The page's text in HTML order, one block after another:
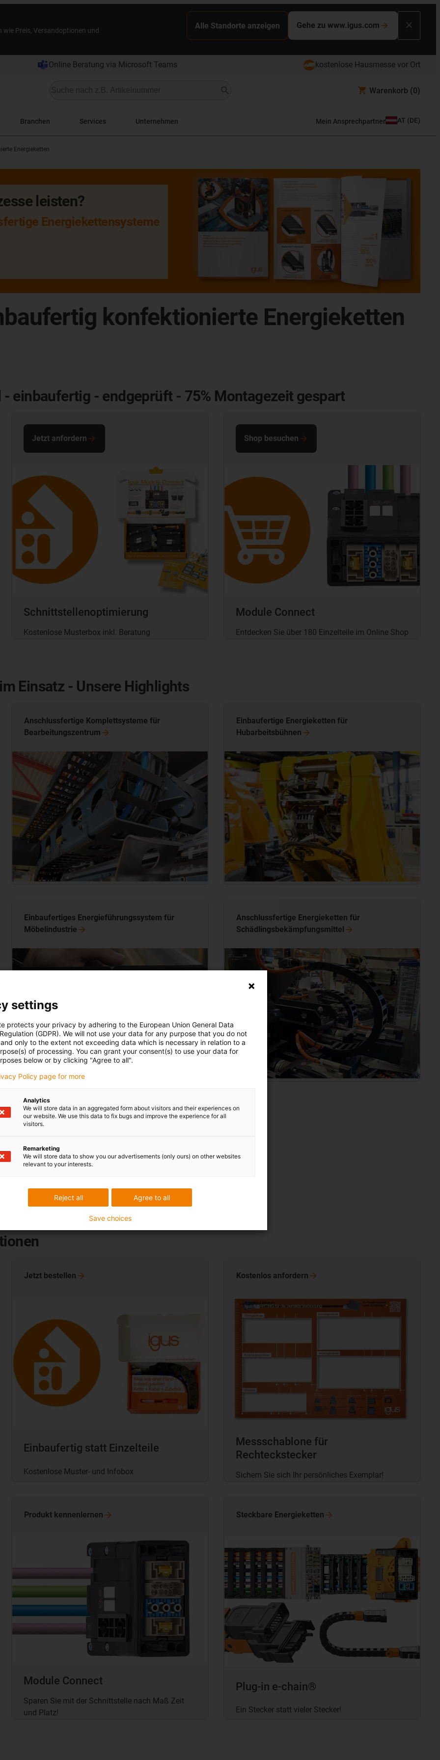
Preis, Versandoptionen und
Alle Standorte anzeigen Gehe zu www.igus.com
Online Beratung via Microsoft Teams kostenlose Hausmesse vor Ort
Warenkorb (0)
Branchen Services Unternehmen Mein Ansprechpartner AT (DE)
Energieketten
leisten?
Energiekettensysteme
konfektionierte Energieketten
einbaufertig - endgeprüft - 75% Montagezeit gespart
Schnittstellenoptimierung
Kostenlose Musterbox inkl. Beratung
Jetzt anfordern
Module Connect
Entdecken Sie über 180 Einzelteile im Online Shop
Shop besuchen
Einsatz - Unsere Highlights
Anschlussfertige Komplettsysteme für
Bearbeitungszentrum
Einbaufertige Energieketten für
Hubarbeitsbühnen
Einbaufertiges Energieführungssystem für
Möbelindustrie
Anschlussfertige Energieketten für
Schädlingsbekämpfungsmittel
Energieketten gelöst werden kann?
Einbaufertig statt Einzelteile
Kostenlose Muster- und Infobox
Jetzt bestellen
Messschablone für
Rechteckstecker
Sichern Sie sich Ihr persönliches Exemplar!
Kostenlos anfordern
Module Connect
Sparen Sie mit der Schnittstelle nach Maß Zeit
und Platz!
Produkt kennenlernen
Plug-in e-chain®
Ein Stecker statt vieler Stecker!
Steckbare Energieketten
settings
protects your privacy by adhering to the European Union General Data
(GDPR). We will not use your data for any purpose that you do not
only to the extent not exceeding data which is necessary in relation to a
of processing. You can grant your consent(s) to use your data for
below or by clicking "Agree to all".
Policy page for more
Analytics
We will store data in an aggregated form about visitors and their experiences on
our website. We use this data to fix bugs and improve the experience for all
visitors.
Remarketing
We will store data to show you our advertisements (only ours) on other websites
relevant to your interests.
Agree to all
Reject all
Save choices